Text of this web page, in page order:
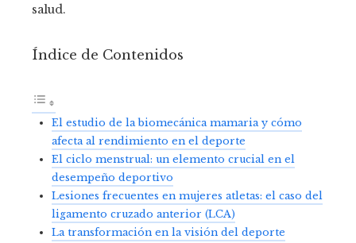
salud.
Índice de Contenidos
El estudio de la biomecánica mamaria y cómo
afecta al rendimiento en el deporte
El ciclo menstrual: un elemento crucial en el
desempeño deportivo
Lesiones frecuentes en mujeres atletas: el caso del
ligamento cruzado anterior (LCA)
La transformación en la visión del deporte